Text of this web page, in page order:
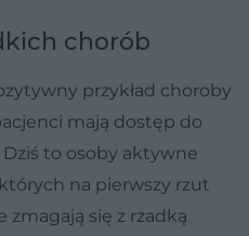
chorób
przykład choroby
mają dostęp do
to osoby aktywne
na pierwszy rzut
zmagają się z rzadką